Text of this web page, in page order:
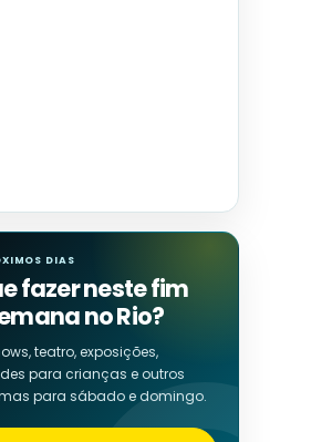
DIAS
fazer neste fim
no Rio?
teatro, exposições,
para crianças e outros
para sábado e domingo.